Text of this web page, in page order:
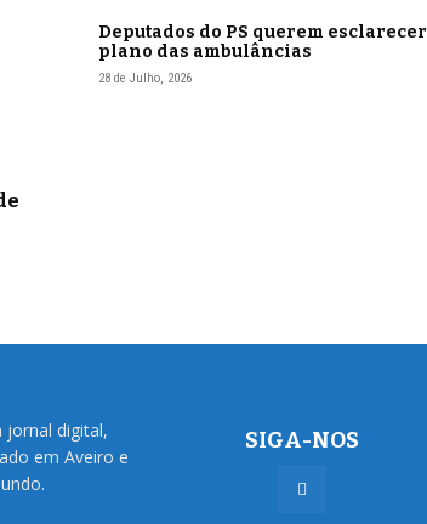
Deputados do PS querem esclarecer
plano das ambulâncias
28 de Julho, 2026
jornal digital,
em Aveiro e
SIGA-NOS